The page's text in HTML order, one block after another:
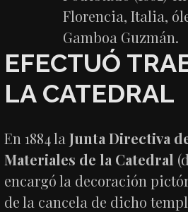
Florencia, Italia,
Gamboa Guzmán.
EFECTUÓ
LA CATEDRAL
En 1884 laJunta Directiva
Materiales de la Catedral
encargó la decoración
de la cancela de dicho